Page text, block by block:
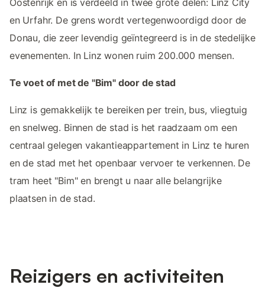
en Urfahr. De grens wordt vertegenwoordigd door de
Donau, die zeer levendig geïntegreerd is in de stedelijke
evenementen. In Linz wonen ruim 200.000 mensen.
Te voet of met de "Bim" door de stad
Linz is gemakkelijk te bereiken per trein, bus, vliegtuig
en snelweg. Binnen de stad is het raadzaam om een
centraal gelegen vakantieappartement in Linz te huren
en de stad met het openbaar vervoer te verkennen. De
tram heet "Bim" en brengt u naar alle belangrijke
plaatsen in de stad.
Reizigers en activiteiten